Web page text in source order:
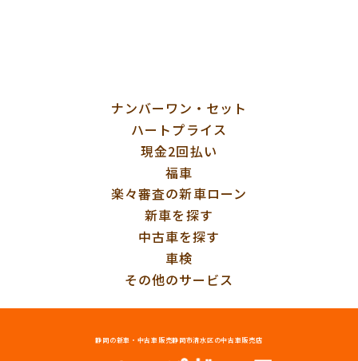
ナンバーワン・セット
ハートプライス
現金2回払い
福車
楽々審査の新車ローン
新車を探す
中古車を探す
車検
その他のサービス
静岡の新車・中古車販売静岡市清水区の中古車販売店